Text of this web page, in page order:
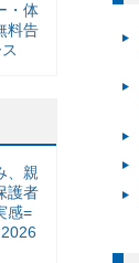
・体
料告
、親
護者
感=